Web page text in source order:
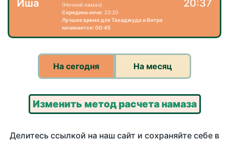
Иша
(Ночной намаз)
Середина ночи: 23:20
Лучшее время для Тахаджуда и Витра
начинается: 00:45
20:37
На сегодня На месяц
Изменить метод расчета намаза
Делитесь ссылкой на наш сайт и сохраняйте себе в